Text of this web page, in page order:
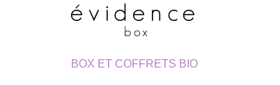
BOX ET COFFRETS BIO